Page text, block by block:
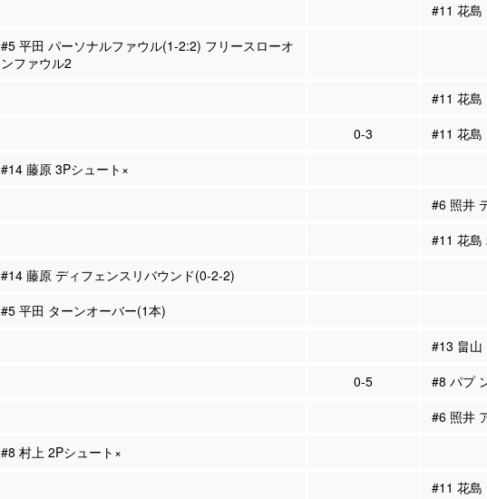
#11 花島
#5 平田 パーソナルファウル(1-2:2) フリースローオ
ンファウル2
#11 花島
0-3
#11 花島
#14 藤原 3Pシュート×
#6 照井
#11 花島
#14 藤原 ディフェンスリバウンド(0-2-2)
#5 平田 ターンオーバー(1本)
#13 畠山
0-5
#8 パプ
#6 照井
#8 村上 2Pシュート×
#11 花島